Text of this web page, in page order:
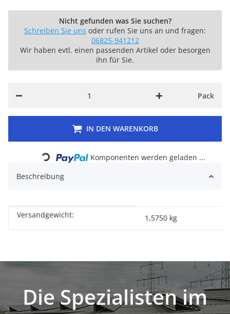
Nicht gefunden was Sie suchen?
Schreiben Sie uns oder rufen Sie uns an und fragen:
06825-941212
Wir haben evtl. einen passenden Artikel oder besorgen
ihn für Sie.
Pack
IN DEN WARENKORB
Loading...
Komponenten werden geladen ...
Beschreibung
Produkteigenschaft
Wert
Versandgewicht: 1,5750 kg
Die Spezialisten im